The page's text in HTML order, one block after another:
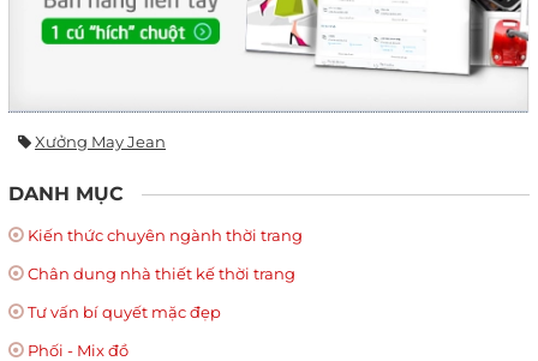
Xưởng May Jean
DANH MỤC
Kiến thức chuyên ngành thời trang
Chân dung nhà thiết kế thời trang
Tư vấn bí quyết mặc đẹp
Phối - Mix đồ